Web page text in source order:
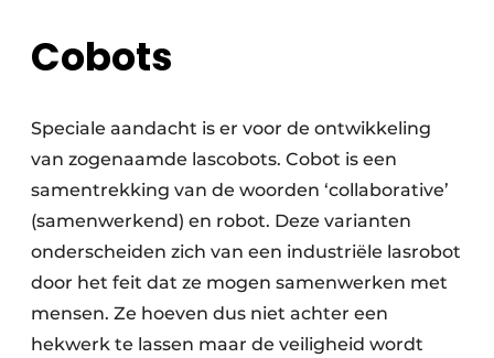
Cobots
Speciale aandacht is er voor de ontwikkeling
van zogenaamde lascobots. Cobot is een
samentrekking van de woorden ‘collaborative’
(samenwerkend) en robot. Deze varianten
onderscheiden zich van een industriële lasrobot
door het feit dat ze mogen samenwerken met
mensen. Ze hoeven dus niet achter een
hekwerk te lassen maar de veiligheid wordt